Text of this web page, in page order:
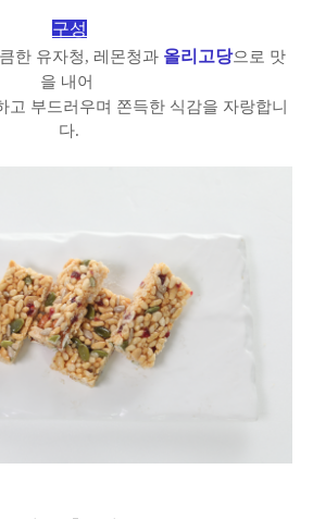
구성
한 유자청, 레몬청과 올리고당으로 맛
을 내어
고 부드러우며 쫀득한 식감을 자랑합니
다.